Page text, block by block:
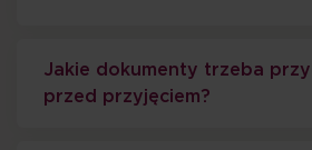
Jakie dokumenty trzeba
przed przyjęciem?